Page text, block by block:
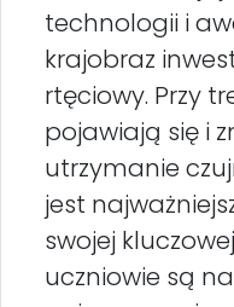
technologii i
krajobraz
rtęciowy. Przy
pojawiają się i
utrzymanie
jest
swojej
uczniowie są